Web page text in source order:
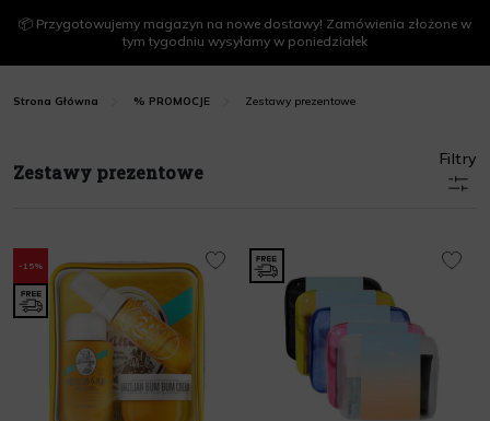
📦 Przygotowujemy magazyn na nowe dostawy! Zamówienia złożone w
tym tygodniu wysyłamy w poniedziałek
Strona Główna % PROMOCJE Zestawy prezentowe
Zestawy prezentowe
Filtry
-15%